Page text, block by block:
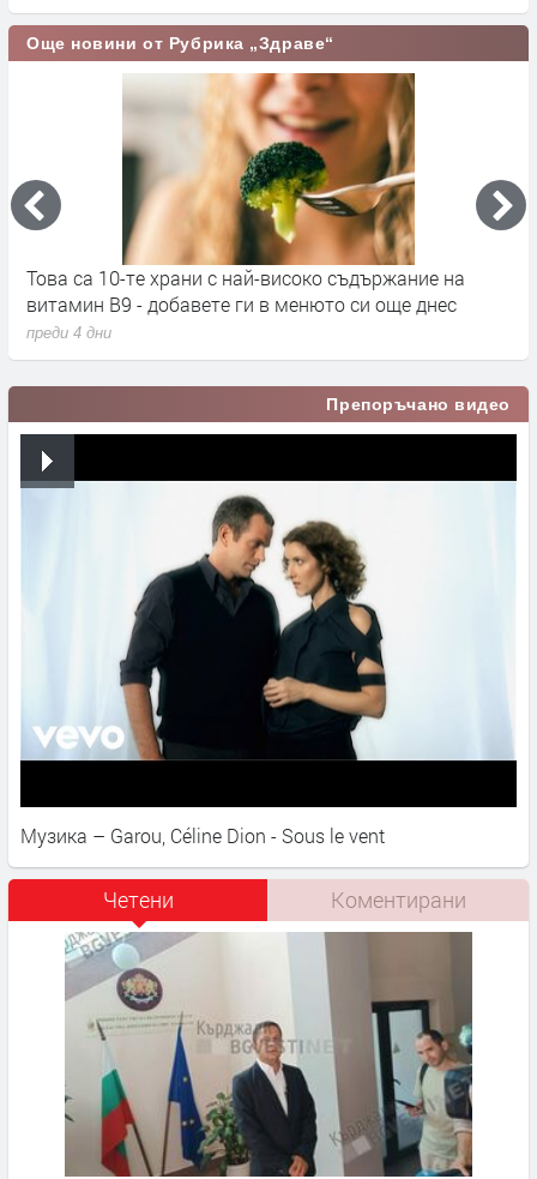
Още новини от Рубрика „Здраве“
Това са 10-те храни с най-високо съдържание на
витамин B9 - добавете ги в менюто си още днес
преди 4 дни
Препоръчано видео
Музика – Garou, Céline Dion - Sous le vent
Четени Коментирани